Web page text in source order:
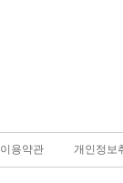
이용약관 개인정보